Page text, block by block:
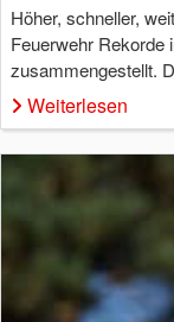
Höher, schneller,
Feuerwehr Rekorde
zusammengestellt.
Weiterlesen